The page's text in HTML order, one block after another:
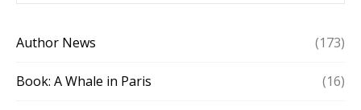
Author News (173)
Book: A Whale in Paris (16)